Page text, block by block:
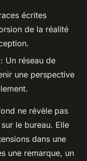
écrites
de la réalité
: Un réseau de
une perspective
ne révèle pas
le bureau. Elle
dans une
une remarque, un